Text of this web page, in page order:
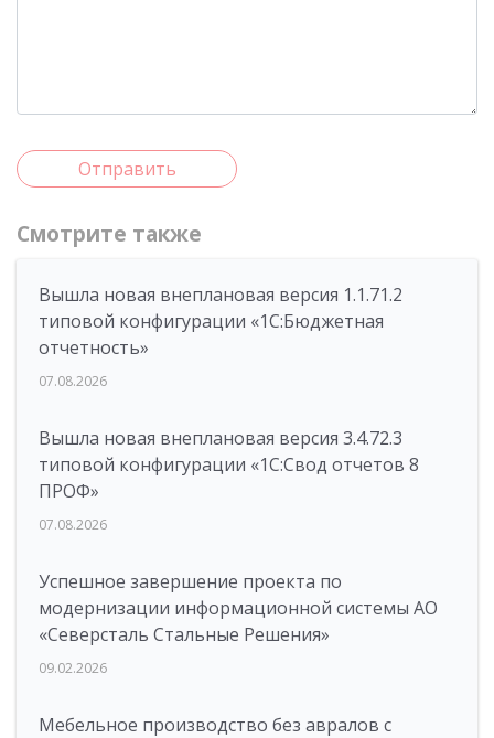
Отправить
Смотрите также
Вышла новая внеплановая версия 1.1.71.2
типовой конфигурации «1C:Бюджетная
отчетность»
07.08.2026
Вышла новая внеплановая версия 3.4.72.3
типовой конфигурации «1C:Свод отчетов 8
ПРОФ»
07.08.2026
Успешное завершение проекта по
модернизации информационной системы АО
«Северсталь Стальные Решения»
09.02.2026
Мебельное производство без авралов с